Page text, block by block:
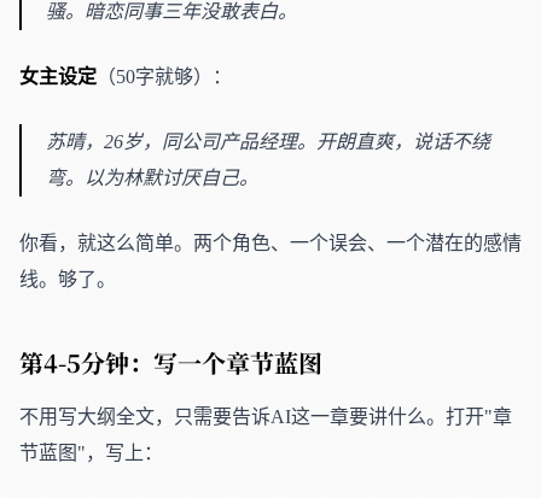
骚。暗恋同事三年没敢表白。
女主设定 （50字就够）：
苏晴，26岁，同公司产品经理。开朗直爽，说话不绕
弯。以为林默讨厌自己。
你看，就这么简单。两个角色、一个误会、一个潜在的感情
线。够了。
第4-5分钟：写一个章节蓝图
不用写大纲全文，只需要告诉AI这一章要讲什么。打开"章
节蓝图"，写上：